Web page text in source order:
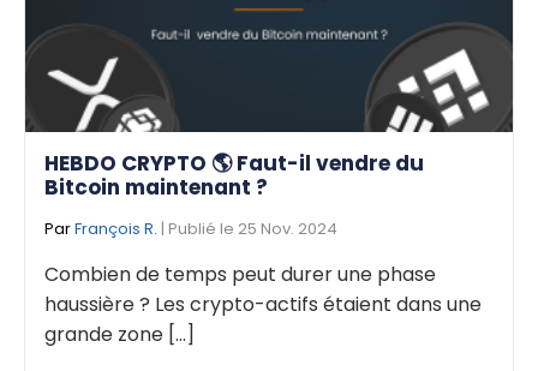
HEBDO CRYPTO 🌎 Faut-il vendre du
Bitcoin maintenant ?
ParFrançois R. | Publié le 25 Nov. 2024
Combien de temps peut durer une phase
haussière ? Les crypto-actifs étaient dans une
grande zone [...]